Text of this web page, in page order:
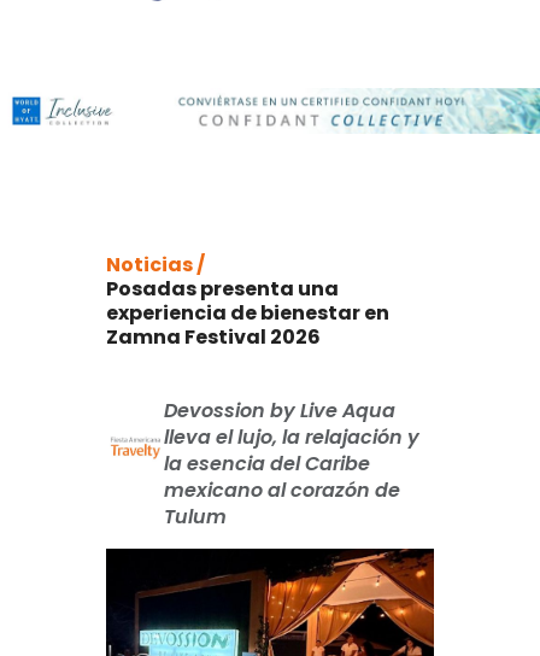
Noticias /
Posadas presenta una
experiencia de bienestar en
Zamna Festival 2026
Devossion by Live Aqua
lleva el lujo, la relajación y
la esencia del Caribe
mexicano al corazón de
Tulum